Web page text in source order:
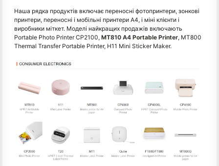
Наша рядка продуктів включає переносні фотопринтери, зонкові
принтери, переносні і мобільні принтери A4, і міні клієнти і
виробники міткет. Моделі найкращих продажів включають
Portable Photo Printer CP2100, MT810 A4 Portable Printer, MT800
Thermal Transfer Portable Printer, H11 Mini Sticker Maker.